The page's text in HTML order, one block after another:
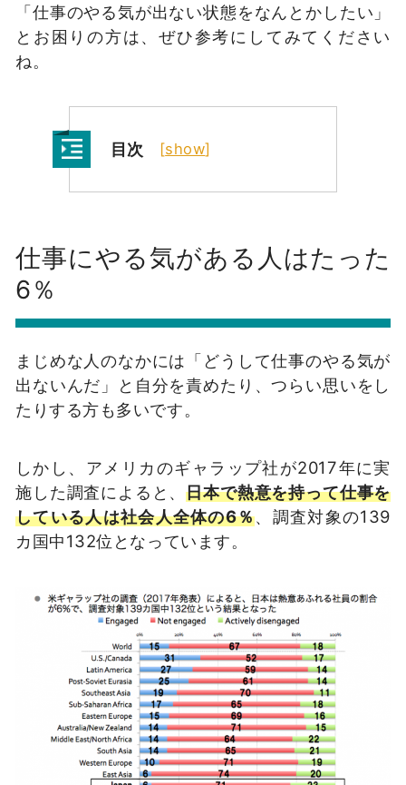
「仕事のやる気が出ない状態をなんとかしたい」
とお困りの方は、ぜひ参考にしてみてください
ね。
目次 [show]
仕事にやる気がある人はたった
6％
まじめな人のなかには「どうして仕事のやる気が
出ないんだ」と自分を責めたり、つらい思いをし
たりする方も多いです。
しかし、アメリカのギャラップ社が2017年に実
施した調査によると、日本で熱意を持って仕事を
している人は社会人全体の6％、調査対象の139
カ国中132位となっています。